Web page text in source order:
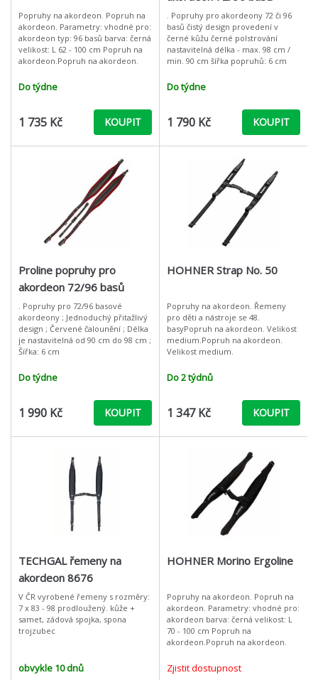
Popruhy na akordeon. Popruh na
akordeon. Parametry: vhodné pro:
akordeon typ: 96 basů barva: černá
velikost: L 62 - 100 cm Popruh na
akordeon.Popruh na akordeon.
Do týdne
1 735 Kč KOUPIT
. Popruhy pro akordeony 72 či 96
basů čistý design provedení v
černé kůžu černé polstrování
nastavitelná délka - max. 98 cm /
min. 90 cm šířka popruhů: 6 cm
Do týdne
1 790 Kč KOUPIT
Proline popruhy pro
akordeon 72/96 basů
. Popruhy pro 72/96 basové
akordeony ; Jednoduchý přitažlivý
design ; Červené čalounění ; Délka
je nastavitelná od 90 cm do 98 cm ;
Šířka: 6 cm
Do týdne
1 990 Kč KOUPIT
HOHNER Strap No. 50
Popruhy na akordeon. Řemeny
pro děti a nástroje se 48.
basyPopruh na akordeon. Velikost
medium.Popruh na akordeon.
Velikost medium.
Do 2 týdnů
1 347 Kč KOUPIT
TECHGAL řemeny na
akordeon 8676
V ČR vyrobené řemeny s rozměry:
7 x 83 - 98 prodloužený. kůže +
samet, zádová spojka, spona
trojzubec
obvykle 10 dnů
HOHNER Morino Ergoline
Popruhy na akordeon. Popruh na
akordeon. Parametry: vhodné pro:
akordeon barva: černá velikost: L
70 - 100 cm Popruh na
akordeon.Popruh na akordeon.
Zjistit dostupnost